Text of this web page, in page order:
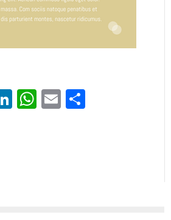
LinkedIn
WhatsApp
Email